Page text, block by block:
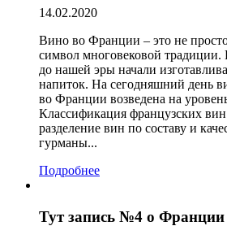
14.02.2020
Вино во Франции – это не
символ многовековой традиции.
до нашей эры начали
напиток. На сегодняшний день
во Франции возведена на
Классификация французских вин
разделение вин по составу и
гурманы...
Подробнее
Тут запись №4 о Франции